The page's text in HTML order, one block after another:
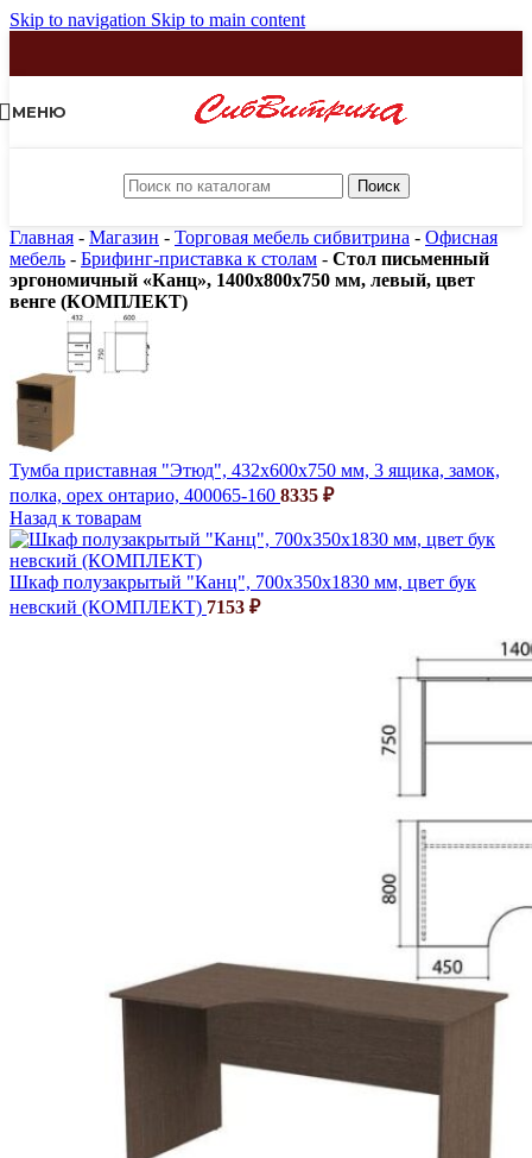
Skip to navigation Skip to main content
МЕНЮ
Поиск
Главная - Магазин - Торговая мебель сибвитрина - Офисная
мебель - Брифинг-приставка к столам - Стол письменный
эргономичный «Канц», 1400х800х750 мм, левый, цвет
венге (КОМПЛЕКТ)
Тумба приставная "Этюд", 432х600х750 мм, 3 ящика, замок,
полка, орех онтарио, 400065-160 8335 ₽
Назад к товарам
Шкаф полузакрытый "Канц", 700х350х1830 мм, цвет бук
невский (КОМПЛЕКТ) 7153 ₽